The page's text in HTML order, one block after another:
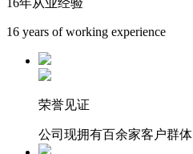
16年从业经验
16 years of working experience
荣誉见证
公司现拥有百余家客户群体